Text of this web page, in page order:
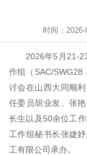
时间：2026-
2026年5月21-
作组（SAC/SWG28
讨会在山西大同顺
任委员胡业发、张
长生以及50余位工
工作组秘书长张婕
工有限公司承办。